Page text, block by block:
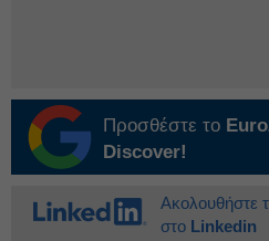
Προσθέστε το
Discover!
Ακολουθήστε
στο Linkedin